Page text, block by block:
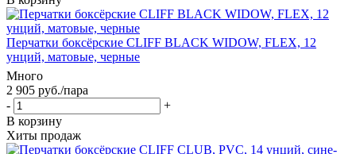
Перчатки боксёрские CLIFF BLACK WIDOW, FLEX, 12
унций, матовые, черные
Много
2 905 руб./пара
-
+
В корзину
Хиты продаж